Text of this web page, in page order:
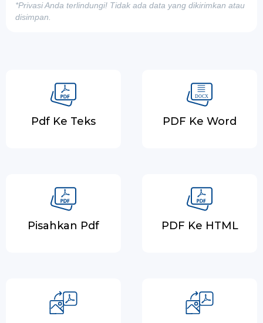
*Privasi Anda terlindungi! Tidak ada data yang dikirimkan atau
disimpan.
Pdf Ke Teks PDF Ke Word
Pisahkan Pdf PDF Ke HTML